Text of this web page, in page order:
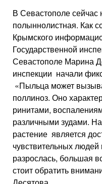
В Севастополе сейчас
полыннолистная. Как
Крымского
Государственной
Севастополе Марина
инспекции начали
«Пыльца может
поллиноз. Оно
ринитами,
различными зудами.
растение является
чувствительных
разрослась, большая
стоит обратить